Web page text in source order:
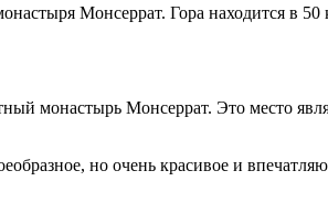
Монсеррат. Гора находится в
монастырь Монсеррат. Это место
но очень красивое и